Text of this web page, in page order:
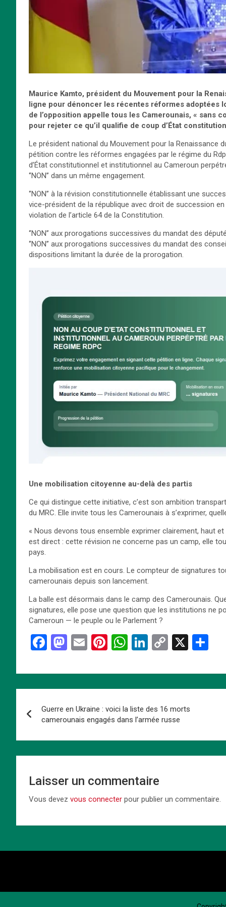
Maurice Kamto, président du Mouvement pour la
ligne pour dénoncer les récentes réformes adoptées
de l’opposition appelle tous les Camerounais, « sans
pour rejeter ce qu’il qualifie de coup d’État
Le président national du Mouvement pour la Renaissance
pétition contre les réformes engagées par le régime du
d’État constitutionnel et institutionnel au Cameroun
‘’NON’’ dans un même engagement.
‘’NON’’ à la révision constitutionnelle établissant une
vice-président de la république avec droit de succession
violation de l’article 64 de la Constitution.
‘’NON’’ aux prorogations successives du mandat des
‘’NON’’ aux prorogations successives du mandat des
dispositions limitant la durée de la prorogation.
Une mobilisation citoyenne au-delà des partis
Ce qui distingue cette initiative, c’est son ambition
du MRC. Elle invite tous les Camerounais à s’exprimer,
« Nous devons tous ensemble exprimer clairement, haut
est direct : cette révision ne concerne pas un camp, elle
pays.
La mobilisation est en cours. Le compteur de signatures
camerounais depuis son lancement.
La balle est désormais dans le camp des Camerounais.
signatures, elle pose une question que les institutions ne
Cameroun — le peuple ou le Parlement ?
F
ce
b
o
o
k
M
st
o
d
o
n
E
ail
Pi
er
es
t
W
at
s
A
p
p
Li
ke
dI
n
C
py
Li
n
k
X
ta
g
de
l’article
Guerre en Ukraine : voici la liste des 16 morts
camerounais engagés dans l’armée russe
Laisser un commentaire
Vous devez vous connecter pour publier un commentaire.